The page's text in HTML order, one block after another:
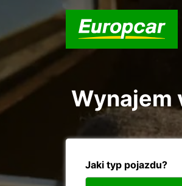
Wynajem
Jaki typ pojazdu?